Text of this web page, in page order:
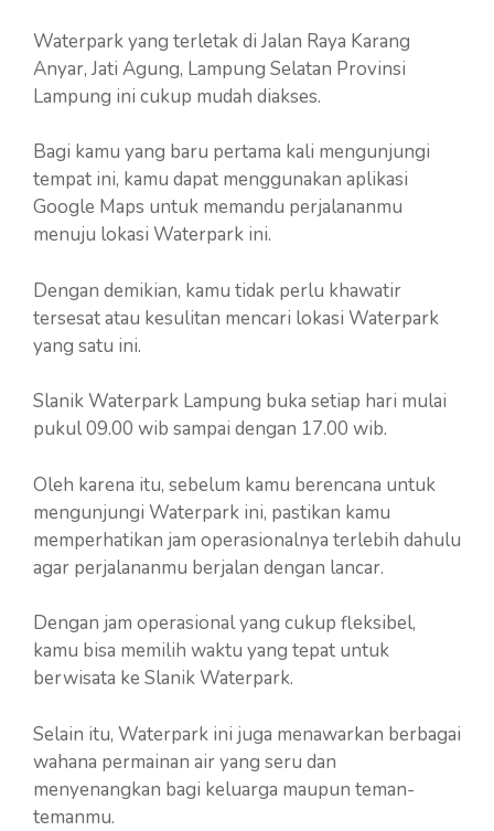
Waterpark yang terletak di Jalan Raya Karang
Anyar, Jati Agung, Lampung Selatan Provinsi
Lampung ini cukup mudah diakses.
Bagi kamu yang baru pertama kali mengunjungi
tempat ini, kamu dapat menggunakan aplikasi
Google Maps untuk memandu perjalananmu
menuju lokasi Waterpark ini.
Dengan demikian, kamu tidak perlu khawatir
tersesat atau kesulitan mencari lokasi Waterpark
yang satu ini.
Slanik Waterpark Lampung buka setiap hari mulai
pukul 09.00 wib sampai dengan 17.00 wib.
Oleh karena itu, sebelum kamu berencana untuk
mengunjungi Waterpark ini, pastikan kamu
memperhatikan jam operasionalnya terlebih dahulu
agar perjalananmu berjalan dengan lancar.
Dengan jam operasional yang cukup fleksibel,
kamu bisa memilih waktu yang tepat untuk
berwisata ke Slanik Waterpark.
Selain itu, Waterpark ini juga menawarkan berbagai
wahana permainan air yang seru dan
menyenangkan bagi keluarga maupun teman-
temanmu.